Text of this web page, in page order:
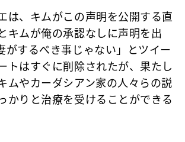
は、キムがこの声明を公開する直
キムが俺の承認なしに声明を出
がするべき事じゃない」とツイー
トはすぐに削除されたが、果たし
ムやカーダシアン家の人々らの説
かりと治療を受けることができる